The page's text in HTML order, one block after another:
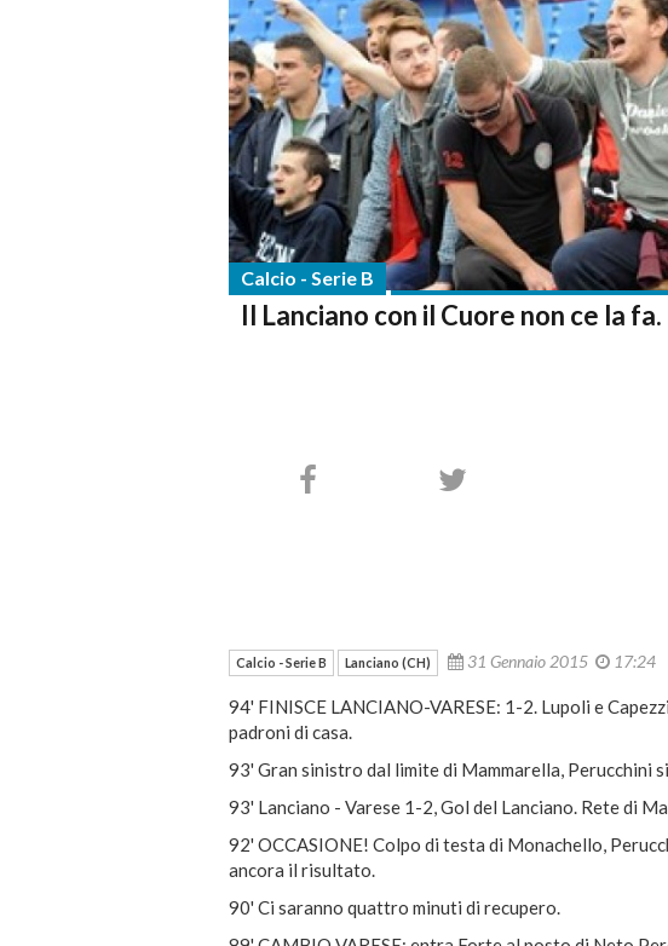
Calcio - Serie B
Il Lanciano con il Cuore non ce la
Calcio - Serie B Lanciano (CH) 31 Gennaio 2015 17:24
94' FINISCE LANCIANO-VARESE: 1-2. Lupoli e
padroni di casa.
93' Gran sinistro dal limite di Mammarella, Perucchini
93' Lanciano - Varese 1-2, Gol del Lanciano. Rete di
92' OCCASIONE! Colpo di testa di Monachello,
ancora il risultato.
90' Ci saranno quattro minuti di recupero.